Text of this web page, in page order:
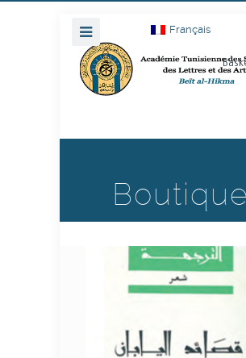
Français
Boutique